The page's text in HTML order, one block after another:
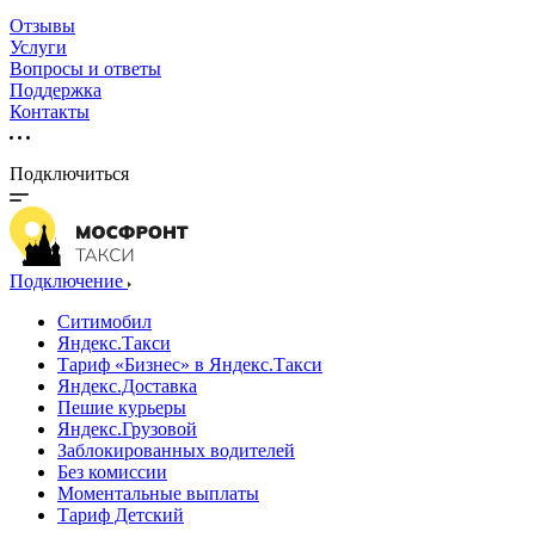
Отзывы
Услуги
Вопросы и ответы
Поддержка
Контакты
Подключиться
Подключение
Ситимобил
Яндекс.Такси
Тариф «Бизнес» в Яндекс.Такси
Яндекс.Доставка
Пешие курьеры
Яндекс.Грузовой
Заблокированных водителей
Без комиссии
Моментальные выплаты
Тариф Детский